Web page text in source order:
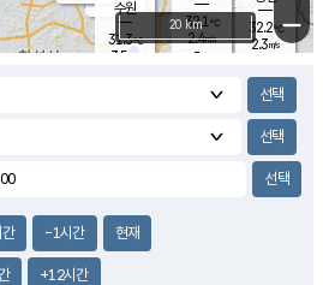
32.2℃
2.3m/s
m/s
mm
32.1℃
2.4m/s
-
수원
31.3℃
3.5 m/s
−
20 km
-1시간 현재
+12시간